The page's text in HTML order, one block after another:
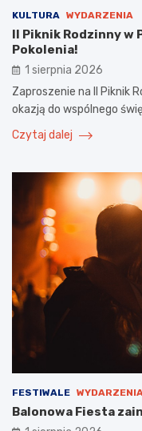
KULTURA WYDARZENIA
II Piknik Rodzinny w
Pokolenia!
1 sierpnia 2026
Zaproszenie na II Piknik
okazją do wspólnego
Czytaj dalej
FESTIWALE
Balonowa Fiesta